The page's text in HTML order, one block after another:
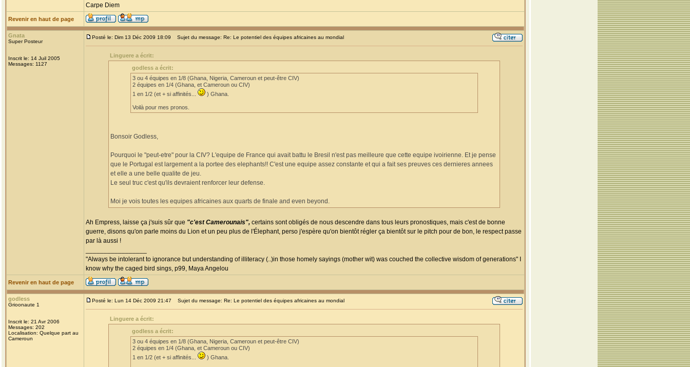
Carpe Diem
Revenir en haut de page
Gnata
Super Posteur
Inscrit le: 14 Juil 2005
Messages: 1127
Posté le: Dim 13 Déc 2009 18:09 Sujet du message: Re: Le potentiel des équipes africaines au mondial
Linguere a écrit:
godless a écrit:
3 ou 4 équipes en 1/8 (Ghana, Nigeria, Cameroun et peut-être CIV)
2 équipes en 1/4 (Ghana, et Cameroun ou CIV)
1 en 1/2 (et + si affinités...
) Ghana.
Voilà pour mes pronos.
Bonsoir Godless,
Pourquoi le "peut-etre" pour la CIV? L'equipe de France qui avait battu le Bresil n'est pas meilleure que cette equipe ivoirienne. Et je pense
que le Portugal est largement a la portee des elephants!! C'est une equipe assez constante et qui a fait ses preuves ces dernieres annees
et elle a une belle qualite de jeu.
Le seul truc c'est qu'ils devraient renforcer leur defense.
Moi je vois toutes les equipes africaines aux quarts de finale and even beyond.
Ah Empress, laisse ça j'suis sûr que "c'est Camerounais", certains sont obligés de nous descendre dans tous leurs pronostiques, mais c'est de bonne
guerre, disons qu'on parle moins du Lion et un peu plus de l'Élephant, perso j'espère qu'on bientôt régler ça bientôt sur le pitch pour de bon, le respect passe
par là aussi !
"Always be intolerant to ignorance but understanding of illiteracy (..)in those homely sayings (mother wit) was couched the collective wisdom of generations" I
know why the caged bird sings, p99, Maya Angelou
Revenir en haut de page
godless
Grioonaute 1
Inscrit le: 21 Avr 2006
Messages: 202
Localisation: Quelque part au
Cameroun
Posté le: Lun 14 Déc 2009 21:47 Sujet du message: Re: Le potentiel des équipes africaines au mondial
Linguere a écrit:
godless a écrit:
3 ou 4 équipes en 1/8 (Ghana, Nigeria, Cameroun et peut-être CIV)
2 équipes en 1/4 (Ghana, et Cameroun ou CIV)
1 en 1/2 (et + si affinités...
) Ghana.